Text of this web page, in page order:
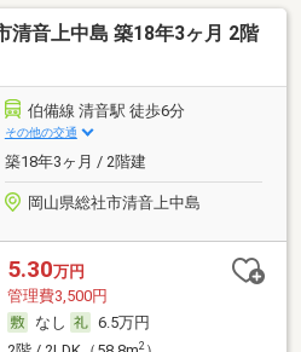
清音上中島 築18年3ヶ月 2階
伯備線 清音駅 徒歩6分
その他の交通
築18年3ヶ月 / 2階建
岡山県総社市清音上中島
5.30万円
管理費3,500円
なし
6.5万円
2